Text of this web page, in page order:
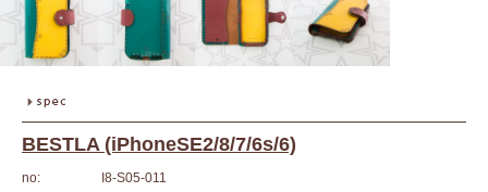
BESTLA (iPhoneSE2/8/7/6s/6)
no:
I8-S05-011